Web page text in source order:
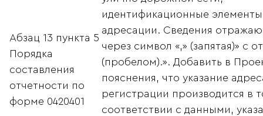
Абзац 13 пункта 5
Порядка
составления
отчетности по
форме 0420401
идентификационные элементы
адресации. Сведения
через символ «,» (запятая)» с
(пробелом).». Добавить в
пояснения, что указание
регистрации производится в
соответствии с данными,